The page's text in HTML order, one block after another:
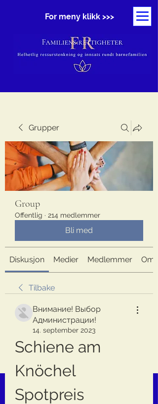
For meny klikk >>>
Grupper
Group
Offentlig · 214 medlemmer
Bli med
Diskusjon Medier Medlemmer Om
Tilbake
Внимание! Выбор
Администрации!
14. september 2023
Schiene am
Knöchel
Spotpreis